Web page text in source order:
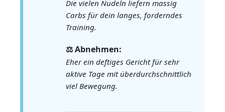
Die vielen Nudeln liefern massig
Carbs für dein langes, forderndes
Training.
⚖️ Abnehmen:
Eher ein deftiges Gericht für sehr
aktive Tage mit überdurchschnittlich
viel Bewegung.